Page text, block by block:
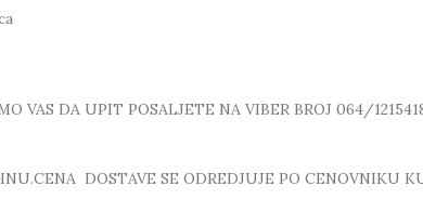
VAS DA UPIT POSALJETE NA VIBER BROJ 064/
DOSTAVE SE ODREDJUJE PO CENOVNIKU